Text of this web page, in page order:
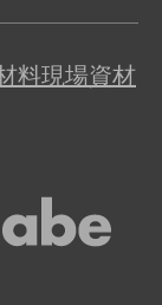
料現場資材